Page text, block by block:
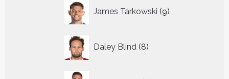
James Tarkowski 9
producten
Daley Blind 8
producten